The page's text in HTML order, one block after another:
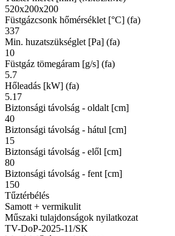
520x200x200
Füstgázcsonk hőmérséklet [°C] (fa)
337
Min. huzatszükséglet [Pa] (fa)
10
Füstgáz tömegáram [g/s] (fa)
5.7
Hőleadás [kW] (fa)
5.17
Biztonsági távolság - oldalt [cm]
40
Biztonsági távolság - hátul [cm]
15
Biztonsági távolság - elől [cm]
80
Biztonsági távolság - fent [cm]
150
Tűztérbélés
Samott + vermikulit
Műszaki tulajdonságok nyilatkozat
TV-DoP-2025-11/SK